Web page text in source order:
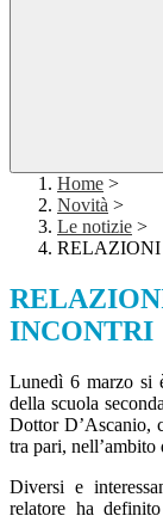
Home >
Novità >
Le notizie >
RELAZIONI
INCONTRI
Lunedì 6 marzo si
della scuola
Dottor D’Ascanio,
tra pari,
Diversi e
relatore ha